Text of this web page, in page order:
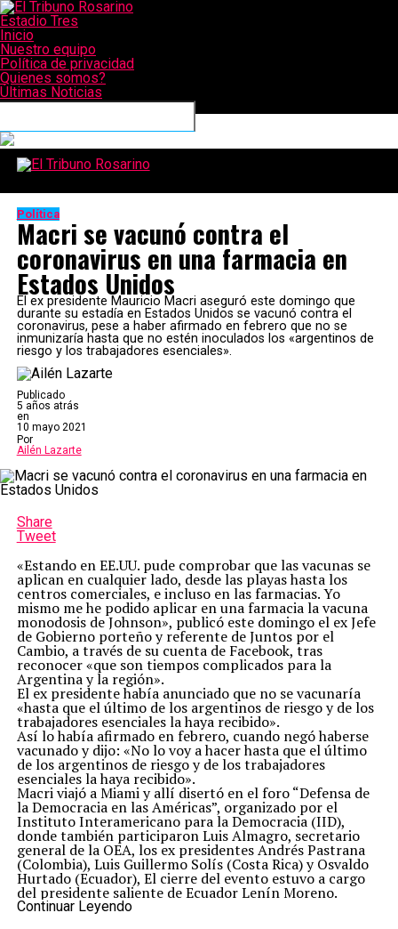
Estadio Tres
Inicio
Nuestro equipo
Política de privacidad
Quienes somos?
Últimas Noticias
CONECTATE CON NOSOTROS
Política
Macri se vacunó contra el
coronavirus en una farmacia en
Estados Unidos
El ex presidente Mauricio Macri aseguró este domingo que
durante su estadía en Estados Unidos se vacunó contra el
coronavirus, pese a haber afirmado en febrero que no se
inmunizaría hasta que no estén inoculados los «argentinos de
riesgo y los trabajadores esenciales».
Publicado
5 años atrás
en
10 mayo 2021
Por
Ailén Lazarte
Share
Tweet
«Estando en EE.UU. pude comprobar que las vacunas se
aplican en cualquier lado, desde las playas hasta los
centros comerciales, e incluso en las farmacias. Yo
mismo me he podido aplicar en una farmacia la vacuna
monodosis de Johnson», publicó este domingo el ex Jefe
de Gobierno porteño y referente de Juntos por el
Cambio, a través de su cuenta de Facebook, tras
reconocer «que son tiempos complicados para la
Argentina y la región».
El ex presidente había anunciado que no se vacunaría
«hasta que el último de los argentinos de riesgo y de los
trabajadores esenciales la haya recibido».
Así lo había afirmado en febrero, cuando negó haberse
vacunado y dijo: «No lo voy a hacer hasta que el último
de los argentinos de riesgo y de los trabajadores
esenciales la haya recibido».
Macri viajó a Miami y allí disertó en el foro “Defensa de
la Democracia en las Américas”, organizado por el
Instituto Interamericano para la Democracia (IID),
donde también participaron Luis Almagro, secretario
general de la OEA, los ex presidentes Andrés Pastrana
(Colombia), Luis Guillermo Solís (Costa Rica) y Osvaldo
Hurtado (Ecuador), El cierre del evento estuvo a cargo
del presidente saliente de Ecuador Lenín Moreno.
Continuar Leyendo